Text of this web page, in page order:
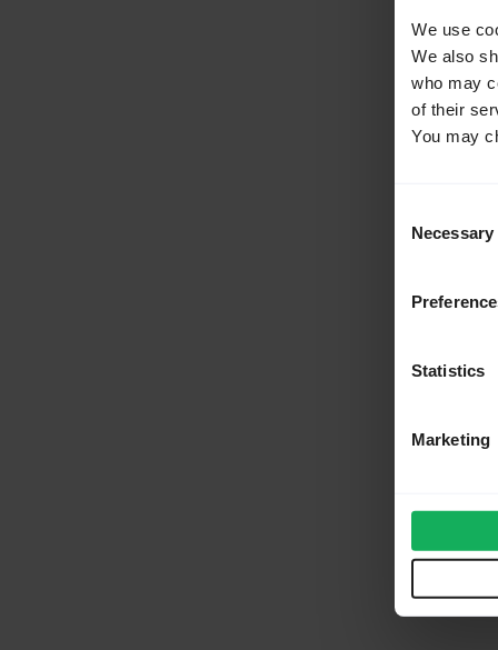
We use
We also
who may
of their
You may
Selection
Necessary
Statistics
Marketing